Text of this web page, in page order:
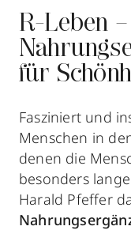
R-Leben –
für
Fasziniert und
Menschen in
denen die
besonders
Harald Pfeffer